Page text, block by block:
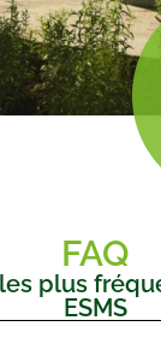
FAQ
plus
ESMS